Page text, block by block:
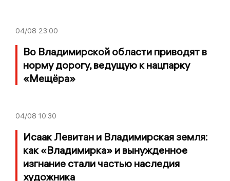
04/08 23:00
Во Владимирской области приводят в
норму дорогу, ведущую к нацпарку
«Мещёра»
04/08 10:30
Исаак Левитан и Владимирская земля:
как «Владимирка» и вынужденное
изгнание стали частью наследия
художника